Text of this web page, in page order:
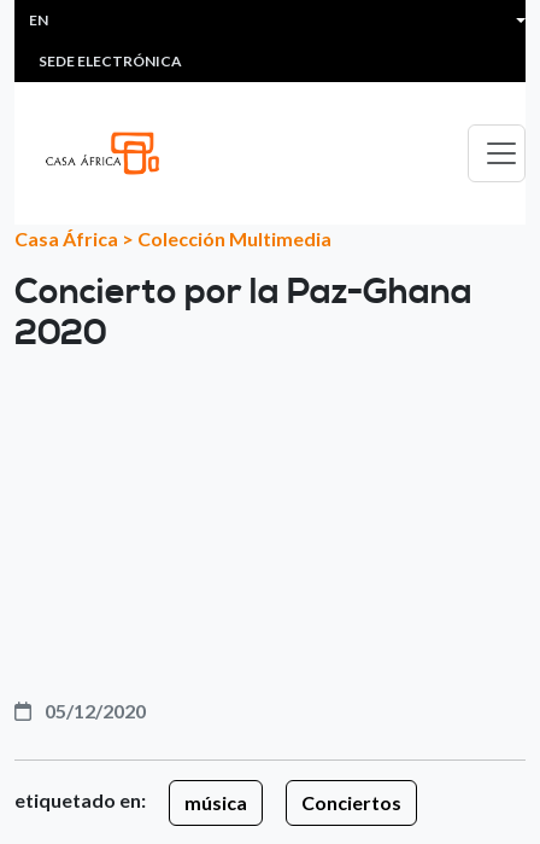
Skip to main content
HEADER MENU
MULTIMEDIA
SEDE ELECTRÓNICA
EN
Casa África > Colección Multimedia
Concierto por la Paz-Ghana
2020
05/12/2020
etiquetado en: música Conciertos